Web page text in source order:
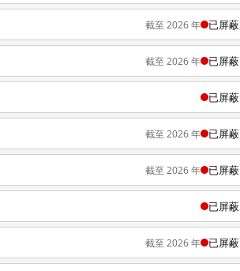
截至 2026 年 已屏蔽
截至 2026 年 已屏蔽
已屏蔽
截至 2026 年 已屏蔽
截至 2026 年 已屏蔽
已屏蔽
截至 2026 年 已屏蔽